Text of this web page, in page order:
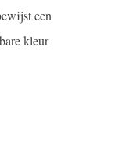
een
kleur